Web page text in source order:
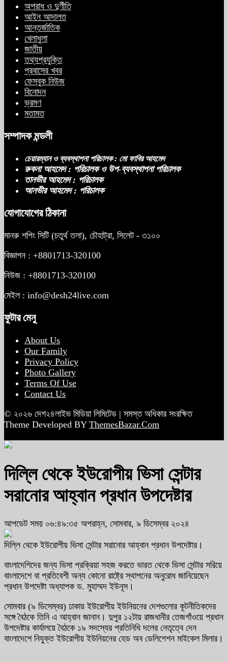
অপরাধ ও দুর্ণীতি
আইন আদালত
আন্তর্জাতিক
খেলাধুলা
জাতীয়
তথ্যপ্রযুক্তি
প্রবাসের খবর
ফেসবুক নিউজ
বিনোদন
ভ্রমণ
মতামত
সম্পাদক মন্ডলী
চেয়ারম্যান ও ব্যবস্থাপনা পরিচালক : মো ফাবির আহমেদ
রুকনা আহমেদ : পরিচালক ও উপ-ব্যবস্থাপনা পরিচালক
তানভীর আহমেদ : পরিচালক
আনভীর আহমেদ : পরিচালক
যোগাযোগের ঠিকানা
মানরু শপিং সিটি (চতুর্থ তলা), চৌহাট্রা, সিলেট - ৩১০০
বিজ্ঞাপন : +8801713-320100
নিউজ : +8801713-320100
মেইল : info@desh24live.com
ফুটার মেনু
About Us
Our Family
Privacy Policy
Photo Gallery
Terms Of Use
Contact Us
© ২০২৬ দেশ২৪লাইভ মিডিয়া লিমিটেড | সমস্ত অধিকার সংরক্ষিত
Theme Developed BY ThemesBazar.Com
দিল্লি থেকে ইউরোপীয় ভিসা সেন্টার
সরানোর আহ্বান প্রধান উপদেষ্টার
আপডেট সময় ০৬:৪৯:৩৫ অপরাহ্ন, সোমবার, ৯ ডিসেম্বর ২০২৪
দিল্লি থেকে ইউরোপীয় ভিসা সেন্টার সরানোর আহ্বান প্রধান উপদেষ্টার।
বাংলাদেশিদের জন্য ভিসা প্রক্রিয়া সহজ করতে ভারত থেকে ভিসা সেন্টার সরিয়ে
বাংলাদেশে বা প্রতিবেশী অন্য কোনো রাষ্ট্রে স্থাপনের অনুরোধ জানিয়েছেন
প্রধান উপদেষ্টা অধ্যাপক ড. মুহাম্মদ ইউনূস।
সোমবার (৯ ডিসেম্বর) ঢাকায় ইউরোপীয় ইউনিয়নের দেশগুলোর কূটনীতিকদের
সঙ্গে বৈঠকে তিনি এ আহ্বান জানান। দুপুর ১২টায় রাজধানীর তেজগাঁওয়ে প্রধান
উপদেষ্টার কার্যালয়ে বৈঠকে ১৯ সদস্যের প্রতিনিধি দলের নেতৃত্বে দেন
বাংলাদেশে নিযুক্ত ইউরোপীয় ইউনিয়নের হেড অব ডেলিগেশন মাইকেল মিলার।